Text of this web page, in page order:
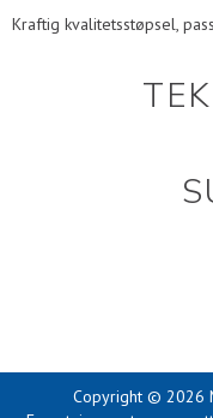
Kraftig kvalitetsstøpsel,
Copyright © 2026